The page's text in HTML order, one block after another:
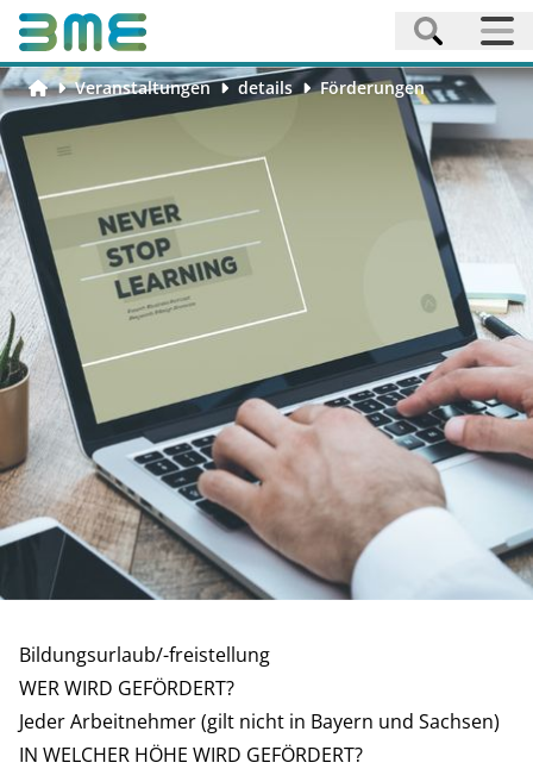
Veranstaltungen details Förderungen
NÄHERE INFORMATIONEN
Bildungsurlaub/-freistellung
WER WIRD GEFÖRDERT?
Jeder Arbeitnehmer (gilt nicht in Bayern und Sachsen)
IN WELCHER HÖHE WIRD GEFÖRDERT?